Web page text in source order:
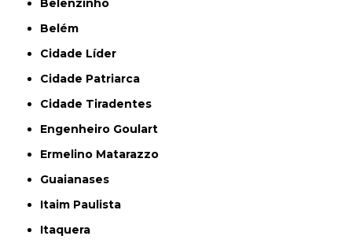
Belenzinho
Belém
Cidade Líder
Cidade Patriarca
Cidade Tiradentes
Engenheiro Goulart
Ermelino Matarazzo
Guaianases
Itaim Paulista
Itaquera